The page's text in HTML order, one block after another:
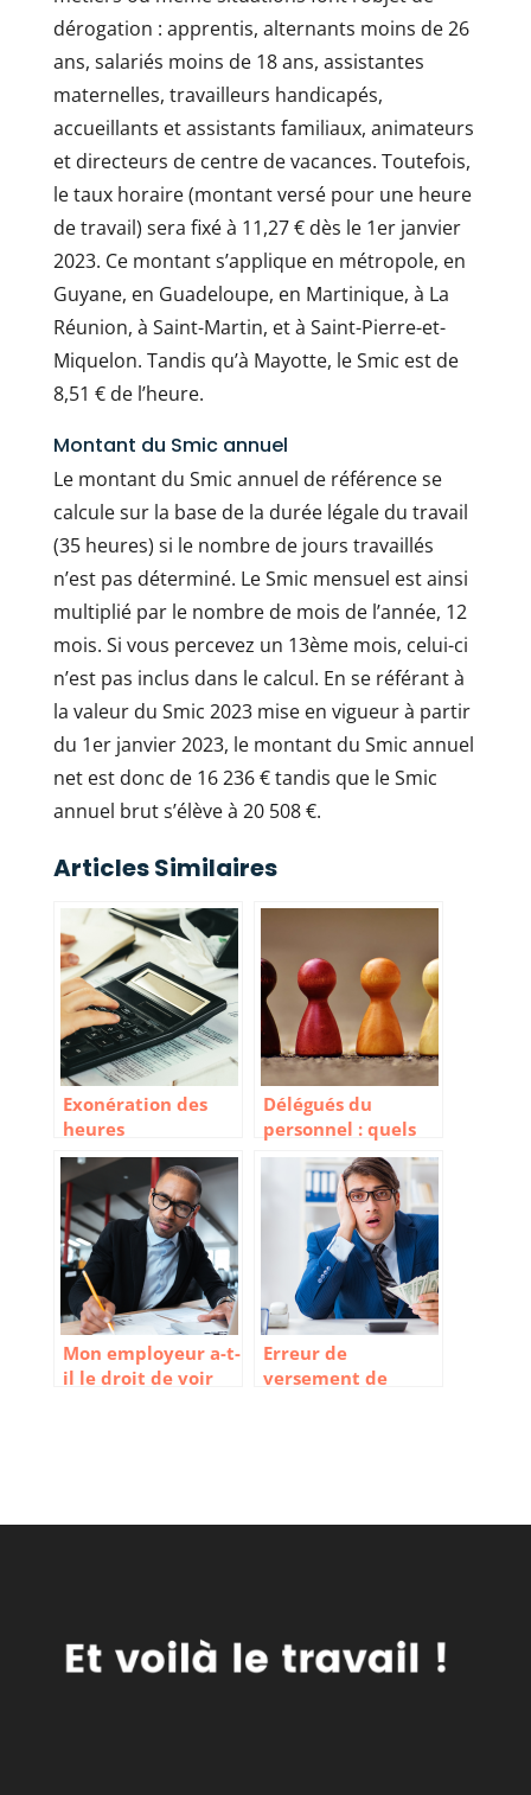
dérogation : apprentis, alternants moins de 26
ans, salariés moins de 18 ans, assistantes
maternelles, travailleurs handicapés,
accueillants et assistants familiaux, animateurs
et directeurs de centre de vacances. Toutefois,
le taux horaire (montant versé pour une heure
de travail) sera fixé à 11,27 € dès le 1er janvier
2023. Ce montant s’applique en métropole, en
Guyane, en Guadeloupe, en Martinique, à La
Réunion, à Saint-Martin, et à Saint-Pierre-et-
Miquelon. Tandis qu’à Mayotte, le Smic est de
8,51 € de l’heure.
Montant du Smic annuel
Le montant du Smic annuel de référence se
calcule sur la base de la durée légale du travail
(35 heures) si le nombre de jours travaillés
n’est pas déterminé. Le Smic mensuel est ainsi
multiplié par le nombre de mois de l’année, 12
mois. Si vous percevez un 13ème mois, celui-ci
n’est pas inclus dans le calcul. En se référant à
la valeur du Smic 2023 mise en vigueur à partir
du 1er janvier 2023, le montant du Smic annuel
net est donc de 16 236 € tandis que le Smic
annuel brut s’élève à 20 508 €.
Articles Similaires
Exonération des
heures
supplémentaires :
comment ça
marche ?
Délégués du
personnel : quels
rôles et obligations
Mon employeur a-t-
il le droit de voir
Erreur de
versement de